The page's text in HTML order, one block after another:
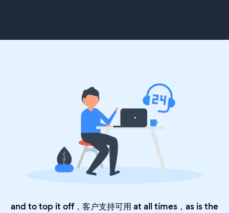
and to top it off，客户支持可用 at all times，as is the